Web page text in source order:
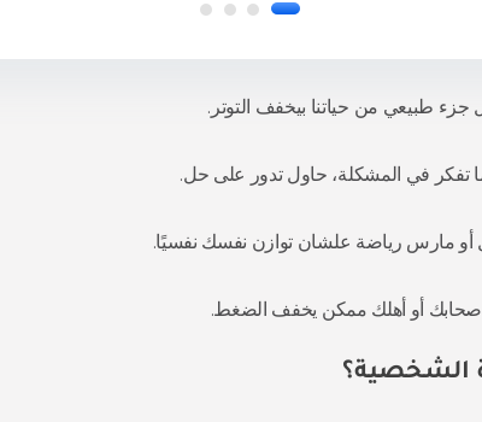
جزء طبيعي من حياتنا بيخفف التوتر.
تفكر في المشكلة، حاول تدور على حل.
أو مارس رياضة علشان توازن نفسك نفسيًا.
أو أهلك ممكن يخفف الضغط.
الشخصية؟